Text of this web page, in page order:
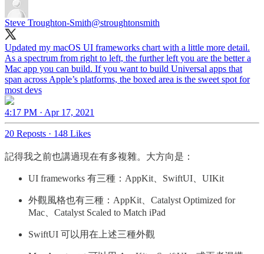
Steve Troughton-Smith@stroughtonsmith
Updated my macOS UI frameworks chart with a little more detail.
As a spectrum from right to left, the further left you are the better a
Mac app you can build. If you want to build Universal apps that
span across Apple’s platforms, the boxed area is the sweet spot for
most devs
4:17 PM · Apr 17, 2021
20 Reposts · 148 Likes
記得我之前也講過現在有多複雜。大方向是：
UI frameworks 有三種：AppKit、SwiftUI、UIKit
外觀風格也有三種：AppKit、Catalyst Optimized for
Mac、Catalyst Scaled to Match iPad
SwiftUI 可以用在上述三種外觀